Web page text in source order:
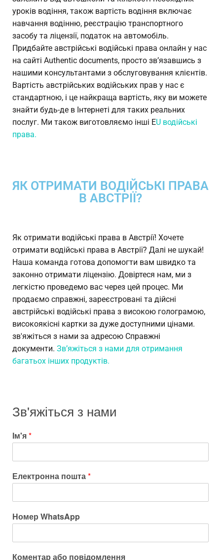
уроків водіння, також вартість водіння включає
навчання водінню, реєстрацію транспортного
засобу та ліцензії, податок на автомобіль.
Придбайте австрійські водійські права онлайн у нас
на сайті Authentic documents, просто зв’язавшись з
нашими консультантами з обслуговування клієнтів.
Вартість австрійських водійських прав у нас є
стандартною, і це найкраща вартість, яку ви можете
знайти будь-де в Інтернеті для таких реальних
послуг. Ми також виготовляємо інші EU водійські
права.
ЯК ОТРИМАТИ ВОДІЙСЬКІ ПРАВА
В АВСТРІЇ?
Як отримати водійські права в Австрії! Хочете
отримати водійські права в Австрії? Далі не шукай!
Наша команда готова допомогти вам швидко та
законно отримати ліцензію. Довіртеся нам, ми з
легкістю проведемо вас через цей процес. Ми
продаємо справжні, зареєстровані та дійсні
австрійські водійські права з високою голограмою,
високоякісні картки за дуже доступними цінами.
зв'яжіться з нами за адресою Справжні
документи. Зв’яжіться з нами для отримання
багатьох інших продуктів.
Зв'яжіться з нами
Ім'я*
Електронна пошта*
Номер WhatsApp
Коментар або повідомлення